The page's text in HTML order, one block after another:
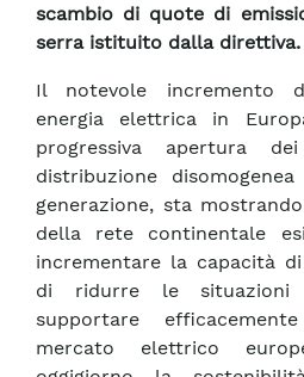
scambio di quote di
serra istituito dalla direttiva.
Il notevole incremento
energia elettrica in
progressiva apertura
distribuzione
generazione, sta
della rete continentale
incrementare la capacità
di ridurre le situazioni
supportare
mercato elettrico